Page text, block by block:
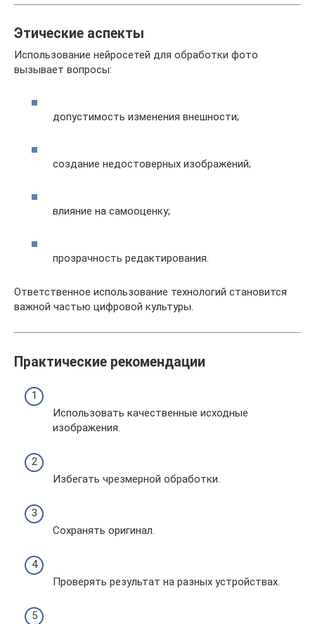
Этические аспекты
Использование нейросетей для обработки фото
вызывает вопросы:
допустимость изменения внешности;
создание недостоверных изображений;
влияние на самооценку;
прозрачность редактирования.
Ответственное использование технологий становится
важной частью цифровой культуры.
Практические рекомендации
Использовать качественные исходные
изображения.
Избегать чрезмерной обработки.
Сохранять оригинал.
Проверять результат на разных устройствах.